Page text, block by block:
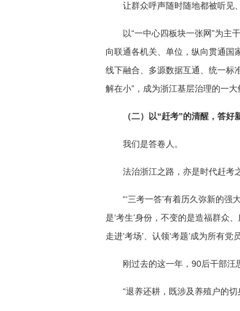
让群众呼声随时随地都被听见
以“一中心四板块一张网”为主
向联通各机关、单位，纵向贯通
线下融合、多源数据互通、统一标
解在小”，成为浙江基层治理的一大
（二）以“赶考”的清醒，答好
我们是答卷人。
法治浙江之路，亦是时代赶考
“‘三考一答’有着历久弥新的
是‘考生’身份，不变的是造福群众
走进‘考场’、认领‘考题’成为所有
刚过去的这一年，90后干部汪
“退养还耕，既涉及养殖户的